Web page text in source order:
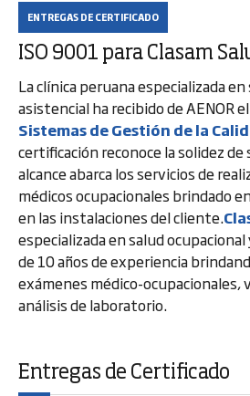
ENTREGAS DE CERTIFICADO
ISO 9001 para Clasam
La clínica peruana especializada
asistencial ha recibido de AENOR
Sistemas de Gestión de la
certificación reconoce la solidez de
alcance abarca los servicios de
médicos ocupacionales brindado
en las instalaciones del cliente.
especializada en salud
de 10 años de experiencia
exámenes médico-ocupacionales,
análisis de laboratorio.
Entregas de Certificado